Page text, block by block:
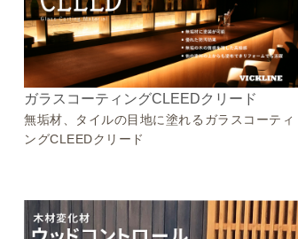
ガラスコーティングCLEEDクリード
無垢材、タイルの目地に塗れるガラスコーティ
ングCLEEDクリード